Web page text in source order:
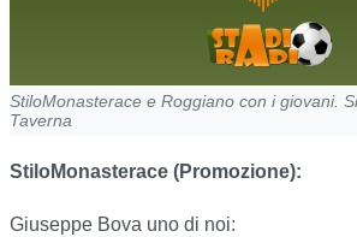
StiloMonasterace e Roggiano con i giovani.
Taverna
StiloMonasterace (Promozione):
Giuseppe Bova uno di noi: